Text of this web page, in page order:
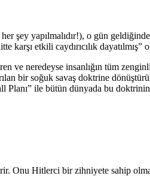
şey yapılmalıdır!), o gün
etkili caydırıcılık dayatılmış”
ve neredeyse insanlığın tüm
bir soğuk savaş doktrine
ile bütün dünyada bu doktrinin
Onu Hitlerci bir zihniyete sahip